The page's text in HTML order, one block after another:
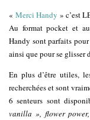
« Merci Handy » c’est
Au format pocket et
Handy sont parfaits
ainsi que pour se glisser
En plus d’être utiles,
recherchées et sont
6 senteurs sont
vanilla », flower